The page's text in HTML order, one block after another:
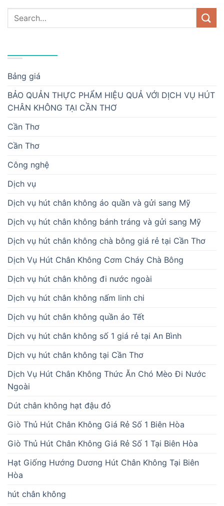
Bảng giá
BẢO QUẢN THỰC PHẨM HIỆU QUẢ VỚI DỊCH VỤ HÚT
CHÂN KHÔNG TẠI CẦN THƠ
Cần Thơ
Cần Thơ
Công nghệ
Dịch vụ
Dịch vụ hút chân không áo quần và gửi sang Mỹ
Dịch vụ hút chân không bánh tráng và gửi sang Mỹ
Dịch vụ hút chân không chà bông giá rẻ tại Cần Thơ
Dịch Vụ Hút Chân Không Cơm Cháy Chà Bông
Dịch vụ hút chân không đi nước ngoài
Dịch vụ hút chân không nấm linh chi
Dịch vụ hút chân không quần áo Tết
Dịch vụ hút chân không số 1 giá rẻ tại An Bình
Dịch vụ hút chân không tại Cần Thơ
Dịch Vụ Hút Chân Không Thức Ăn Chó Mèo Đi Nước
Ngoài
Dút chân không hạt đậu đỏ
Giò Thủ Hút Chân Không Giá Rẻ Số 1 Biên Hòa
Giò Thủ Hút Chân Không Giá Rẻ Số 1 Tại Biên Hòa
Hạt Giống Hướng Dương Hút Chân Không Tại Biên
Hòa
hút chân không